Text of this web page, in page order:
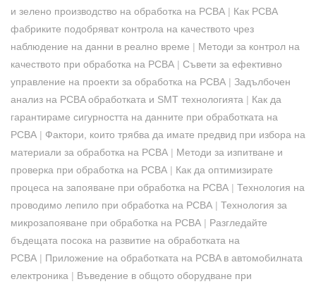
и зелено производство на обработка на PCBA | Как PCBA
фабриките подобряват контрола на качеството чрез
наблюдение на данни в реално време | Методи за контрол на
качеството при обработка на PCBA | Съвети за ефективно
управление на проекти за обработка на PCBA | Задълбочен
анализ на PCBA обработката и SMT технологията | Как да
гарантираме сигурността на данните при обработката на
PCBA | Фактори, които трябва да имате предвид при избора на
материали за обработка на PCBA | Методи за изпитване и
проверка при обработка на PCBA | Как да оптимизирате
процеса на запояване при обработка на PCBA | Технология на
проводимо лепило при обработка на PCBA | Технология за
микрозапояване при обработка на PCBA | Разгледайте
бъдещата посока на развитие на обработката на
PCBA | Приложение на обработката на PCBA в автомобилната
електроника | Въведение в общото оборудване при